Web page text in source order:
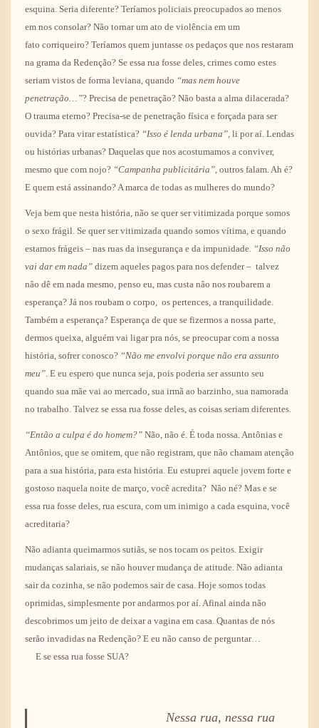
esquina. Seria diferente? Teríamos policiais preocupados ao menos
em nos consolar? Não tornar um ato de violência em um
fato corriqueiro? Teríamos quem juntasse os pedaços que nos restaram
na grama da Redenção? Se essa rua fosse deles, crimes como estes
seriam vistos de forma leviana, quando “mas nem houve
penetração…”? Precisa de penetração? Não basta a alma dilacerada?
O trauma eterno? Precisa-se de penetração física e forçada para ser
ouvida? Para virar estatística? “Isso é lenda urbana”, li por aí. Lendas
ou histórias urbanas? Daquelas que nos acostumamos a conviver,
mesmo que com nojo? “Campanha publicitária”, outros falam. Ah é?
E quem está assinando? A marca de todas as mulheres do mundo?
Veja bem que nesta história, não se quer ser vitimizada porque somos
o sexo frágil. Se quer ser vitimizada quando somos vítima, e quando
estamos frágeis – nas ruas da insegurança e da impunidade. “Isso não
vai dar em nada” dizem aqueles pagos para nos defender – talvez
não dê em nada mesmo, penso eu, mas custa não nos roubarem a
esperança? Já nos roubam o corpo, os pertences, a tranquilidade.
Também a esperança? Esperança de que se fizermos a nossa parte,
dermos queixa, alguém vai ligar pra nós, se preocupar com a nossa
história, sofrer conosco? “Não me envolvi porque não era assunto
meu”. E eu espero que nunca seja, pois poderia ser assunto seu
quando sua mãe vai ao mercado, sua irmã ao barzinho, sua namorada
no trabalho. Talvez se essa rua fosse deles, as coisas seriam diferentes.
“Então a culpa é do homem?” Não, não é. É toda nossa. Antônias e
Antônios, que se omitem, que não registram, que não chamam atenção
para a sua história, para esta história. Eu estuprei aquele jovem forte e
gostoso naquela noite de março, você acredita? Não né? Mas e se
essa rua fosse deles, rua escura, com um inimigo a cada esquina, você
acreditaria?
Não adianta queimarmos sutiãs, se nos tocam os peitos. Exigir
mudanças salariais, se não houver mudança de atitude. Não adianta
sair da cozinha, se não podemos sair de casa. Hoje somos todas
oprimidas, simplesmente por andarmos por aí. Afinal ainda não
descobrimos um jeito de deixar a vagina em casa. Quantas de nós
serão invadidas na Redenção? E eu não canso de perguntar…
E se essa rua fosse SUA?
Nessa rua, nessa rua